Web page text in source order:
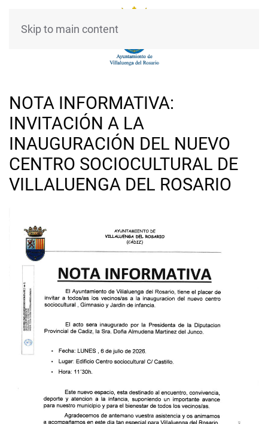
Skip to main content
NOTA INFORMATIVA:
INVITACIÓN A LA
INAUGURACIÓN DEL NUEVO
CENTRO SOCIOCULTURAL DE
VILLALUENGA DEL ROSARIO